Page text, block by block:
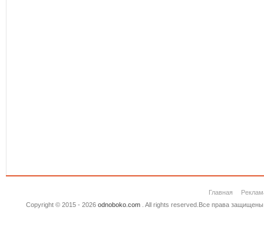
Главная
Copyright © 2015 - 2026 odnoboko.com. All rights reserved.Все права защищены.